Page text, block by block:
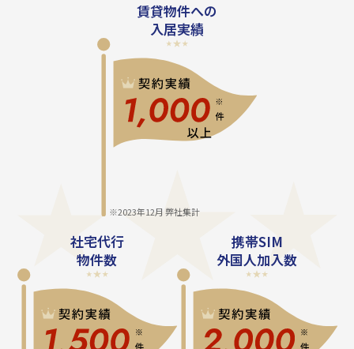
賃貸物件への
⼊居実績
※2023年12月 弊社集計
社宅代⾏
物件数
携帯SIM
外国⼈加⼊数